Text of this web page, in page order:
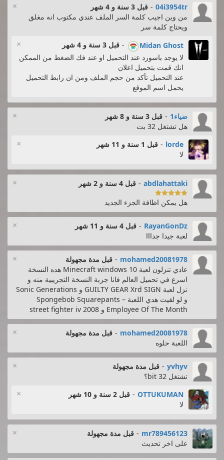
× 04i3954tr
- قبل 3 سنة و 4 شهر
من وين اجيب كلمة السر الملف عندي مكتوب انه مغلق
ويحتاج كلمة سر
× Midan Ghost
- قبل 3 سنة و 4 شهر
لا يوجد باسورد عند التحميل او عند فك الضغط من الممكن
انك قمت بتحميل اعلان
عند التحميل تأكد من حجم الملف ومن ان رابط التحميل
يحمل اسم الموقع
× ضياء1 - قبل 3 سنة و 8 شهر
هل تشتغل 32 بت
× lorde
- قبل 1 سنة و 11 شهر
لا
× abdlahattaki
- قبل 4 سنة و 2 شهر

هل يمكن اظافة الجزء الجديد
× RayanGonDz
- قبل 4 سنة و 11 شهر
لعبة جيدا جدااا
× mohamed20081978
- قبل مدة مجهولة
عادي تنزلون لعبة Minecraft windows 10 هده النسخة
اسرع في تحميل العالم فانا جربة النسخة التجريبية منه و
نزل لعبة GUILTY GEAR Xrd SIGN و Sonic Generations
و لو لقيت هدي اللعبة Spongebob Squarepants –
Employee Of The Month و street fighter iv 2008
× mohamed20081978
- قبل مدة مجهولة
اللعبة حلوه
× yvhyv
- قبل مدة مجهولة
تشتغل 32 bit؟
× OTTUKUMAN
- قبل 2 سنة و 10 شهر
لا
× mr789456123
- قبل مدة مجهولة
على اخر تحديث